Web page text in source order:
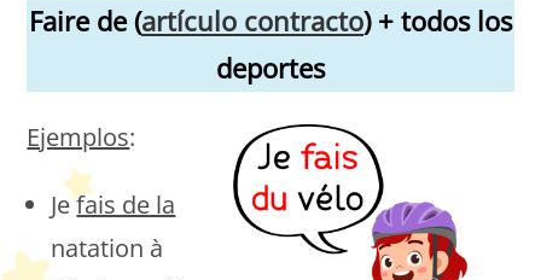
Faire de (artículo contracto) + todos los
deportes
Ejemplos:
Jefais de la
natation à